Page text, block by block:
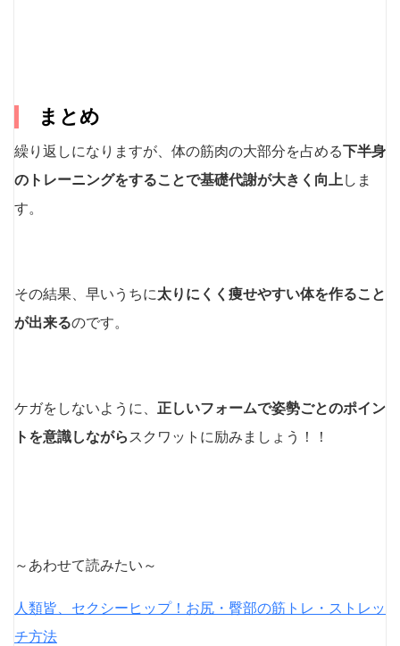
まとめ
繰り返しになりますが、体の筋肉の大部分を占める下半身
のトレーニングをすることで基礎代謝が大きく向上 しま
す。
その結果、早いうちに太りにくく痩せやすい体を作ること
が出来るのです。
ケガをしないように、 正しいフォームで姿勢ごとのポイン
トを意識しながら スクワットに励みましょう！！
～あわせて読みたい～
人類皆、セクシーヒップ！お尻・臀部の筋トレ・ストレッ
チ方法